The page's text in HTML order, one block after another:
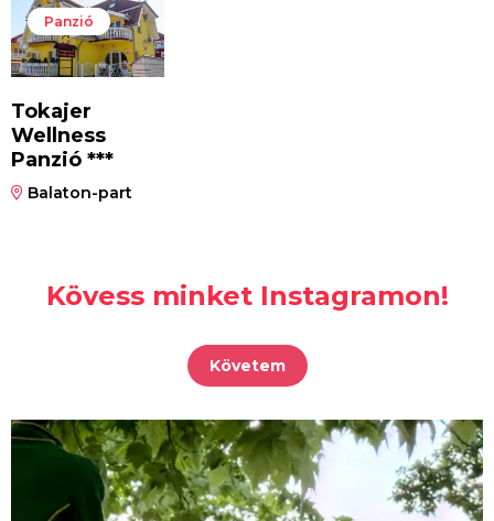
Panzió
Tokajer
Wellness
Panzió ***
Balaton-part
Kövess minket Instagramon!
Követem